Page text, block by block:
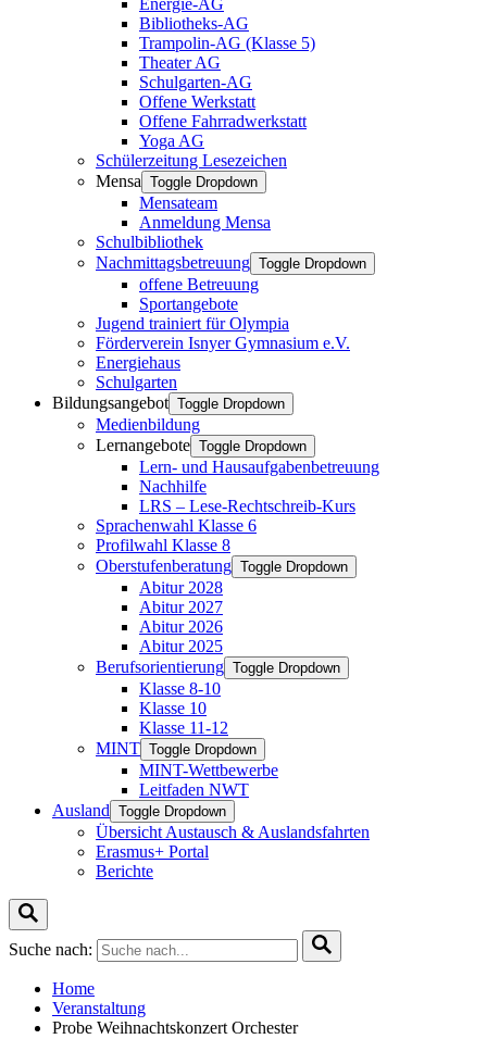
Energie-AG
Bibliotheks-AG
Trampolin-AG (Klasse 5)
Theater AG
Schulgarten-AG
Offene Werkstatt
Offene Fahrradwerkstatt
Yoga AG
Schülerzeitung Lesezeichen
Mensa Toggle Dropdown
Mensateam
Anmeldung Mensa
Schulbibliothek
Nachmittagsbetreuung Toggle Dropdown
offene Betreuung
Sportangebote
Jugend trainiert für Olympia
Förderverein Isnyer Gymnasium e.V.
Energiehaus
Schulgarten
Bildungsangebot Toggle Dropdown
Medienbildung
Lernangebote Toggle Dropdown
Lern- und Hausaufgabenbetreuung
Nachhilfe
LRS – Lese-Rechtschreib-Kurs
Sprachenwahl Klasse 6
Profilwahl Klasse 8
Oberstufenberatung Toggle Dropdown
Abitur 2028
Abitur 2027
Abitur 2026
Abitur 2025
Berufsorientierung Toggle Dropdown
Klasse 8-10
Klasse 10
Klasse 11-12
MINT Toggle Dropdown
MINT-Wettbewerbe
Leitfaden NWT
Ausland Toggle Dropdown
Übersicht Austausch & Auslandsfahrten
Erasmus+ Portal
Berichte
Suche nach:
Home
Veranstaltung
Probe Weihnachtskonzert Orchester